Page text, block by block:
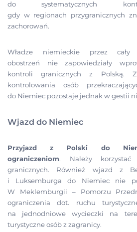
do systematycznych
gdy w regionach przygranicznych
zachorowań.
Władze niemieckie przez cały
obostrzeń nie zapowiedziały
kontroli granicznych z Polską.
kontrolowania osób
do Niemiec pozostaje jednak w gestii
Wjazd do Niemiec
Przyjazd z Polski do
ograniczeniom.
Należy
granicznych. Również wjazd z
i Luksemburga do Niemiec nie
W Meklemburgii – Pomorzu
ograniczenia dot. ruchu
na jednodniowe wycieczki na
turystyczne osób z zagranicy.